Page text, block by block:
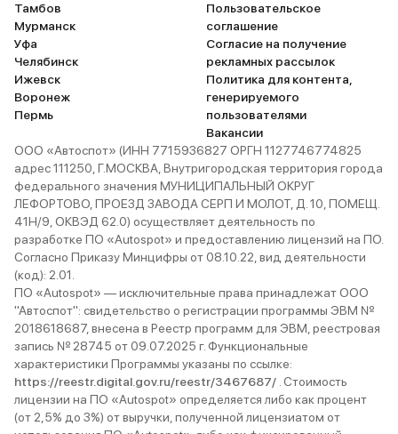
Тамбов
Мурманск
Уфа
Челябинск
Ижевск
Воронеж
Пермь
Пользовательское
соглашение
Согласие на получение
рекламных рассылок
Политика для контента,
генерируемого
пользователями
Вакансии
ООО «Автоспот» (ИНН 7715936827 ОРГН 1127746774825
адрес 111250, Г.МОСКВА, Внутригородская территория города
федерального значения МУНИЦИПАЛЬНЫЙ ОКРУГ
ЛЕФОРТОВО, ПРОЕЗД ЗАВОДА СЕРП И МОЛОТ, Д. 10, ПОМЕЩ.
41Н/9, ОКВЭД 62.0) осуществляет деятельность по
разработке ПО «Autospot» и предоставлению лицензий на ПО.
Согласно Приказу Минцифры от 08.10.22, вид деятельности
(код): 2.01.
ПО «Autospot» — исключительные права принадлежат ООО
"Автоспот": свидетельство о регистрации программы ЭВМ №
2018618687, внесена в Реестр программ для ЭВМ, реестровая
запись № 28745 от 09.07.2025 г. Функциональные
характеристики Программы указаны по ссылке:
https://reestr.digital.gov.ru/reestr/3467687/ . Стоимость
лицензии на ПО «Autospot» определяется либо как процент
(от 2,5% до 3%) от выручки, полученной лицензиатом от